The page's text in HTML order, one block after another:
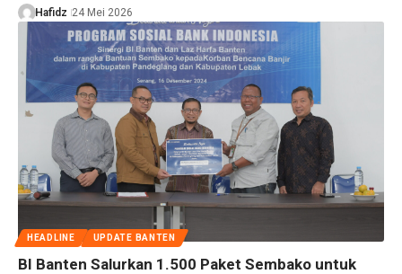
Hafidz 24 Mei 2026
HEADLINE UPDATE BANTEN
BI Banten Salurkan 1.500 Paket Sembako untuk